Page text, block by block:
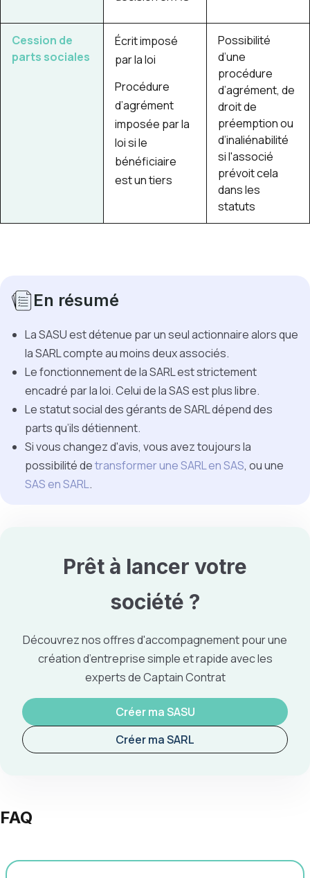
Cession de
parts sociales
Écrit imposé
par la loi
Procédure
d’agrément
imposée par la
loi si le
bénéficiaire
est un tiers
Possibilité
d’une
procédure
d’agrément, de
droit de
préemption ou
d’inaliénabilité
si l'associé
prévoit cela
dans les
statuts
En résumé
La SASU est détenue par un seul actionnaire alors que
la SARL compte au moins deux associés.
Le fonctionnement de la SARL est strictement
encadré par la loi. Celui de la SAS est plus libre.
Le statut social des gérants de SARL dépend des
parts qu’ils détiennent.
Si vous changez d'avis, vous avez toujours la
possibilité detransformer une SARL en SAS, ou une
SAS en SARL.
Prêt à lancer votre
société ?
Découvrez nos offres d'accompagnement pour une
création d’entreprise simple et rapide avec les
experts de Captain Contrat
Créer ma SASU
Créer ma SARL
FAQ